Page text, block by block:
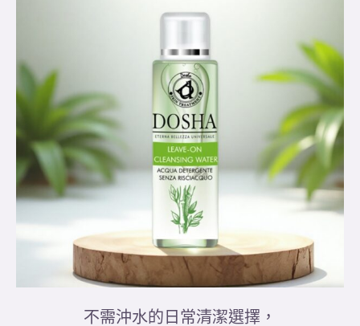
不需沖水的日常清潔選擇，